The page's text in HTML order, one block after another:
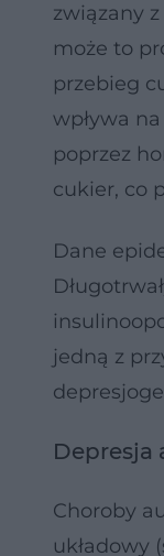
związany
może to
przebieg
wpływa
poprzez
cukier, co
Dane
jedną z
Choroby
układowy